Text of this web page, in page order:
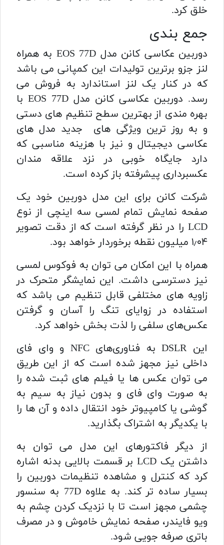
خلق کرد.
جمع بندی
دوربین عکاسی کانن مدل EOS 77D به همراه
لنز جزو برترین تولیدات این کمپانی می باشد
که در کنار یک لنز استاندارد به فروش می
رسد. دوربین عکاسی کانن مدل EOS 77D با
بهره مندی از بهترین سطح تنظیم های دستی
و به روز ترین ویژگی های جدید مدل های
عکاسی دیجیتال و نیز با هزینه مناسبی که
دارد جایگاه خوبی در نزد علاقه مندان
عکسبرداری پیشرفته باز کرده است.
شرکت کانن برای این مدل دوربین خود یک
صفحه نمایش تمام لمسی سه‌ اینچی از نوع
LCD را در نظر گرفته است که از دقت تصویر
۱٫۰۴ میلیون نقطه برخوردار خواهد بود.
همراه با این امکان می توان به فوکوس لمسی
نیز دسترسی داشت. این نمایشگر متحرک در
زاویه های مختلفی قابل تنظیم می باشد که
استفاده در زوایای تنگ را آسان و گرفتن
عکس‌های سلفی را لذت‌ بخش‌ خواهد کرد.
این DSLR به فناوری‌های NFC و وای‌ فای
داخلی نیز مجهز شده است که از این طریق
می‌ توان عکس ‌ها یا فیلم‌ های ثبت‌ شده را
به صورت وای فای و بدون نیاز به سیم به
گوشی یا کامپیوتر خود انتقال داده و آن‌ ها را
با یکدیگر به اشتراک بگذارید.
از دیگر فاکتورهای این مدل می‌ توان به
داشتن یک LCD بر قسمت بالایی بدنه اشاره
کرد که کنترل و مشاهده تنظیمات دوربین را
بسیار ساده تر کند. به علاوه 77D به سنسور
چشمی مجهز است تا با نزدیک کردن چشم به
ویو فایندر، صفحه‌ نمایش خاموش و در مصرف
باتری صرفه‌ جویی شود.